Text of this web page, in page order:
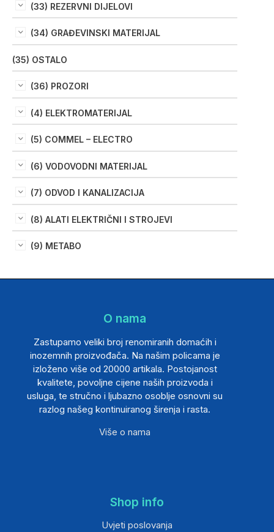
(33) REZERVNI DIJELOVI
(34) GRAĐEVINSKI MATERIJAL
(35) OSTALO
(36) PROZORI
(4) ELEKTROMATERIJAL
(5) COMMEL – ELECTRO
(6) VODOVODNI MATERIJAL
(7) ODVOD I KANALIZACIJA
(8) ALATI ELEKTRIČNI I STROJEVI
(9) METABO
O nama
Zastupamo veliki broj renomiranih domaćih i
inozemnih proizvođača. Na našim policama je
izloženo više od 20000 artikala. Postojanost
kvalitete, povoljne cijene naših proizvoda i
usluga, te stručno i ljubazno osoblje osnovni su
razlog našeg kontinuiranog širenja i rasta.
Više o nama
Shop info
Uvjeti poslovanja